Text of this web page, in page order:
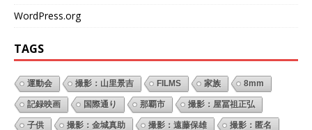
WordPress.org
TAGS
運動会 撮影：山里景吉 FILMS 家族 8mm
記録映画 国際通り 那覇市 撮影：屋冨祖正弘
子供 撮影：金城真助 撮影：遠藤保雄 撮影：匿名